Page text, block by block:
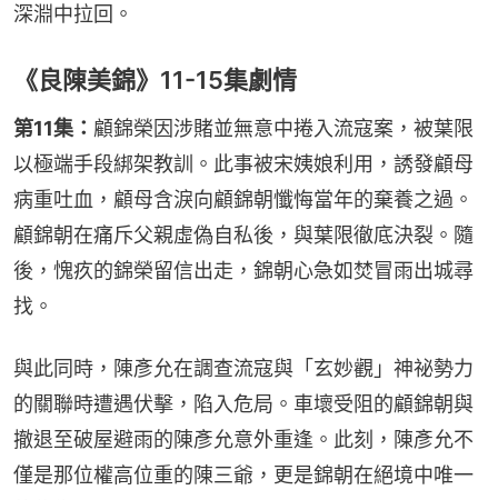
深淵中拉回。
《良陳美錦》11-15集劇情
第11集： 顧錦榮因涉賭並無意中捲入流寇案，被葉限
以極端手段綁架教訓。此事被宋姨娘利用，誘發顧母
病重吐血，顧母含淚向顧錦朝懺悔當年的棄養之過。
顧錦朝在痛斥父親虛偽自私後，與葉限徹底決裂。隨
後，愧疚的錦榮留信出走，錦朝心急如焚冒雨出城尋
找。
與此同時，陳彥允在調查流寇與「玄妙觀」神祕勢力
的關聯時遭遇伏擊，陷入危局。車壞受阻的顧錦朝與
撤退至破屋避雨的陳彥允意外重逢。此刻，陳彥允不
僅是那位權高位重的陳三爺，更是錦朝在絕境中唯一